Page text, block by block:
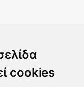
cookies